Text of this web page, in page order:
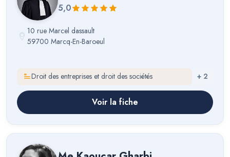
5,0
10 rue Marcel dassault
59700 Marcq-En-Baroeul
Droit des entreprises et droit des sociétés + 2
Voir la fiche